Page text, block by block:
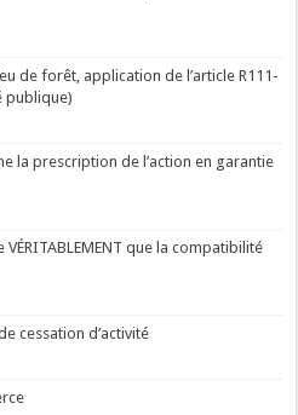
de forêt, application de l’article R111-
publique)
la prescription de l’action en garantie
VÉRITABLEMENT que la compatibilité
cessation d’activité